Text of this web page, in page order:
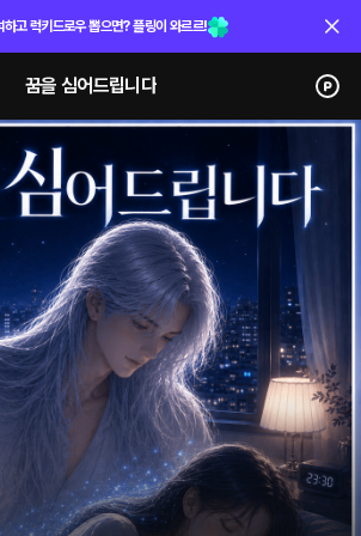
하고 럭키드로우 뽑으면? 플링이 와르르!
꿈을 심어드립니다